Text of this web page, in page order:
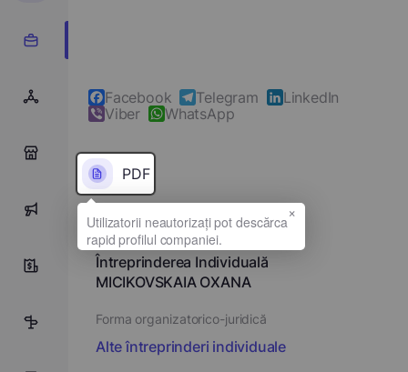
0
3
Facebook Telegram
LinkedIn
Viber
WhatsApp
PDF
Denumirea completă
Întreprinderea Individuală
MICIKOVSKAIA OXANA
Forma organizatorico-juridică
Alte întreprinderi individuale
×